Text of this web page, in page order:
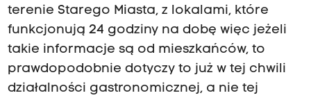
terenie Starego Miasta, z lokalami, które
funkcjonują 24 godziny na dobę więc jeżeli
takie informacje są od mieszkańców, to
prawdopodobnie dotyczy to już w tej chwili
działalności gastronomicznej, a nie tej